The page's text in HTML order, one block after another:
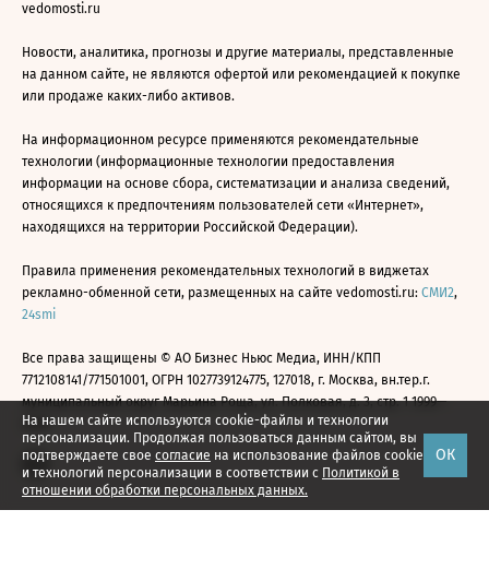
На нашем сайте используются cookie-файлы и технологии
персонализации. Продолжая пользоваться данным сайтом, вы
подтверждаете свое согласие на использование файлов cookie
и технологий персонализации в соответствии с Политикой в
отношении обработки персональных данных.
ОК
vedomosti.ru
Новости, аналитика, прогнозы и другие материалы, представленные
на данном сайте, не являются офертой или рекомендацией к покупке
или продаже каких-либо активов.
На информационном ресурсе применяются рекомендательные
технологии (информационные технологии предоставления
информации на основе сбора, систематизации и анализа сведений,
относящихся к предпочтениям пользователей сети «Интернет»,
находящихся на территории Российской Федерации).
Правила применения рекомендательных технологий в виджетах
рекламно-обменной сети, размещенных на сайте vedomosti.ru: СМИ2,
24smi
Все права защищены © АО Бизнес Ньюс Медиа, ИНН/КПП
7712108141/771501001, ОГРН 1027739124775, 127018, г. Москва, вн.тер.г.
муниципальный округ Марьина Роща, ул. Полковая, д. 3, стр. 1 1999—
2026